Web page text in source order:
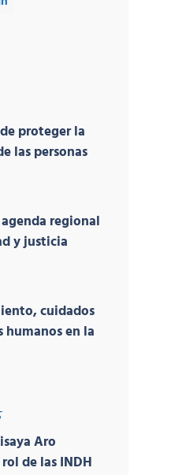
proteger la
las personas
y cruel
regional
y justicia
cuidados
humanos en la
Aro
de las INDH